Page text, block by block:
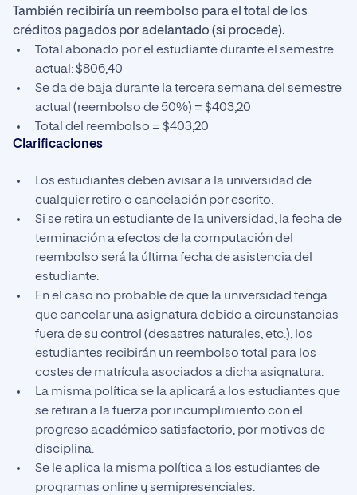
También recibiría un reembolso para el total de los
créditos pagados por adelantado (si procede).
Total abonado por el estudiante durante el semestre
actual: $806,40
Se da de baja durante la tercera semana del semestre
actual (reembolso de 50%) = $403,20
Total del reembolso = $403,20
Clarificaciones
Los estudiantes deben avisar a la universidad de
cualquier retiro o cancelación por escrito.
Si se retira un estudiante de la universidad, la fecha de
terminación a efectos de la computación del
reembolso será la última fecha de asistencia del
estudiante.
En el caso no probable de que la universidad tenga
que cancelar una asignatura debido a circunstancias
fuera de su control (desastres naturales, etc.), los
estudiantes recibirán un reembolso total para los
costes de matrícula asociados a dicha asignatura.
La misma política se la aplicará a los estudiantes que
se retiran a la fuerza por incumplimiento con el
progreso académico satisfactorio, por motivos de
disciplina.
Se le aplica la misma política a los estudiantes de
programas online y semipresenciales.